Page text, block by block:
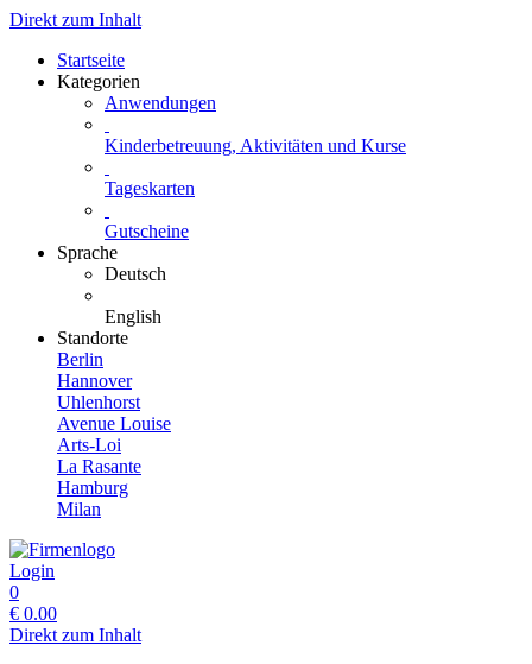
Direkt zum Inhalt
Startseite
Kategorien
Anwendungen
Kinderbetreuung, Aktivitäten und Kurse
Tageskarten
Gutscheine
Sprache
Deutsch
English
Standorte
Berlin
Hannover
Uhlenhorst
Avenue Louise
Arts-Loi
La Rasante
Hamburg
Milan
Login
0
€ 0.00
Direkt zum Inhalt